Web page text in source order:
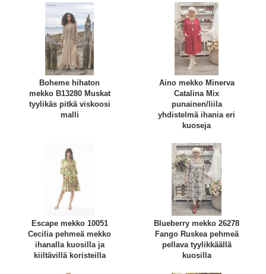
Boheme hihaton
mekko B13280 Muskat
tyylikäs pitkä viskoosi
malli
Aino mekko Minerva
Catalina Mix
punainen/liila
yhdistelmä ihania eri
kuoseja
Escape mekko 10051
Cecilia pehmeä mekko
ihanalla kuosilla ja
kiiltävillä koristeilla
Blueberry mekko 26278
Fango Ruskea pehmeä
pellava tyylikkäällä
kuosilla